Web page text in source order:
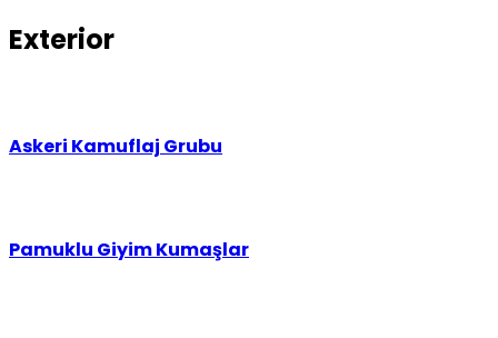
Exterior
Askeri Kamuflaj Grubu
Pamuklu Giyim Kumaşlar